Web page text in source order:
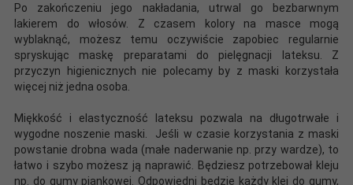
Po zakończeniu jego nakładania, utrwal go bezbarwnym
lakierem do włosów. Z czasem kolory na masce mogą
wyblaknąć, możesz temu oczywiście zapobiec regularnie
spryskując maskę preparatami do pielęgnacji lateksu. Z
przyczyn higienicznych nie polecamy by z maski korzystała
więcej niż jedna osoba.
Miękkość i elastyczność lateksu pozwala na długotrwałe i
wygodne noszenie maski. Jeśli w czasie korzystania z maski
powstanie drobna wada (małe naderwanie np. przy wardze), to
łatwo i szybo możesz ją naprawić. Będziesz potrzebował kleju
np. do gumy piankowej. Odpowiedni będzie każdy klej do gumy,